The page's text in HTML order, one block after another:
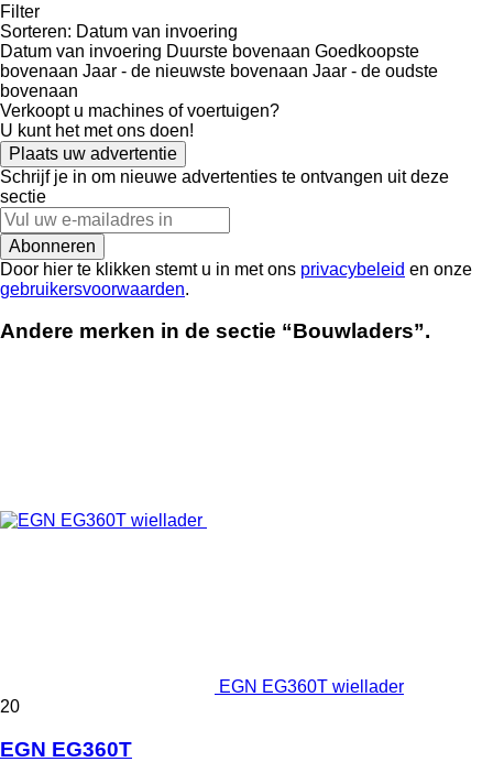
Filter
Sorteren: Datum van invoering
Datum van invoering Duurste bovenaan Goedkoopste
bovenaan Jaar - de nieuwste bovenaan Jaar - de oudste
bovenaan
Verkoopt u machines of voertuigen?
U kunt het met ons doen!
Plaats uw advertentie
Schrijf je in om nieuwe advertenties te ontvangen uit deze
sectie
Abonneren
Door hier te klikken stemt u in met ons privacybeleid en onze
gebruikersvoorwaarden.
Andere merken in de sectie “Bouwladers”.
EGN EG360T wiellader
20
EGN EG360T